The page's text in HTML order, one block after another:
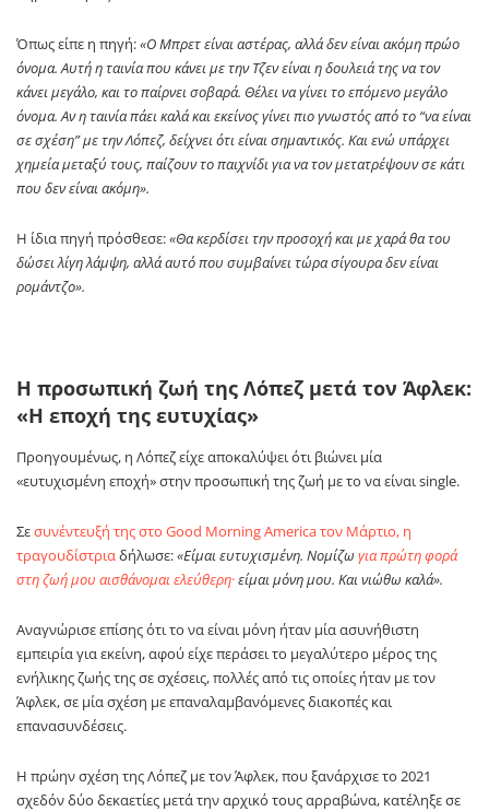
Όπως είπε η πηγή:«Ο Μπρετ είναι αστέρας, αλλά δεν είναι ακόμη πρώο
όνομα. Αυτή η ταινία που κάνει με την Τζεν είναι η δουλειά της να τον
κάνει μεγάλο, και το παίρνει σοβαρά. Θέλει να γίνει το επόμενο μεγάλο
όνομα. Αν η ταινία πάει καλά και εκείνος γίνει πιο γνωστός από το “να είναι
σε σχέση” με την Λόπεζ, δείχνει ότι είναι σημαντικός. Και ενώ υπάρχει
χημεία μεταξύ τους, παίζουν το παιχνίδι για να τον μετατρέψουν σε κάτι
που δεν είναι ακόμη».
Η ίδια πηγή πρόσθεσε:«Θα κερδίσει την προσοχή και με χαρά θα του
δώσει λίγη λάμψη, αλλά αυτό που συμβαίνει τώρα σίγουρα δεν είναι
ρομάντζο».
Η προσωπική ζωή της Λόπεζ μετά τον Άφλεκ:
«Η εποχή της ευτυχίας»
Προηγουμένως, η Λόπεζ είχε αποκαλύψει ότι βιώνει μία
«ευτυχισμένη εποχή» στην προσωπική της ζωή με το να είναι single.
Σεσυνέντευξή της στο Good Morning America τον Μάρτιο, η
τραγουδίστριαδήλωσε:«Είμαι ευτυχισμένη. Νομίζω για πρώτη φορά
στη ζωή μου αισθάνομαι ελεύθερη·είμαι μόνη μου. Και νιώθω καλά».
Αναγνώρισε επίσης ότι το να είναι μόνη ήταν μία ασυνήθιστη
εμπειρία για εκείνη, αφού είχε περάσει το μεγαλύτερο μέρος της
ενήλικης ζωής της σε σχέσεις, πολλές από τις οποίες ήταν με τον
Άφλεκ, σε μία σχέση με επαναλαμβανόμενες διακοπές και
επανασυνδέσεις.
Η πρώην σχέση της Λόπεζ με τον Άφλεκ, που ξανάρχισε το 2021
σχεδόν δύο δεκαετίες μετά την αρχικό τους αρραβώνα, κατέληξε σε